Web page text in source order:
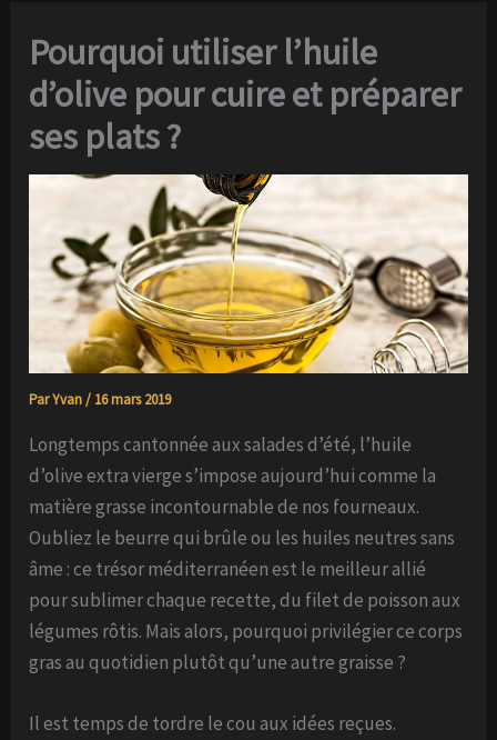
Pourquoi utiliser l’huile
d’olive pour cuire et préparer
ses plats ?
ParYvan/ 16 mars 2019
Longtemps cantonnée aux salades d’été, l’huile
d’olive extra vierge s’impose aujourd’hui comme la
matière grasse incontournable de nos fourneaux.
Oubliez le beurre qui brûle ou les huiles neutres sans
âme : ce trésor méditerranéen est le meilleur allié
pour sublimer chaque recette, du filet de poisson aux
légumes rôtis. Mais alors, pourquoi privilégier ce corps
gras au quotidien plutôt qu’une autre graisse ?
Il est temps de tordre le cou aux idées reçues.